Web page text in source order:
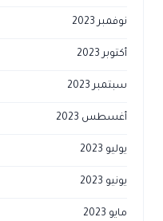
نوفمبر 2023
أكتوبر 2023
سبتمبر 2023
أغسطس 2023
يوليو 2023
يونيو 2023
مايو 2023